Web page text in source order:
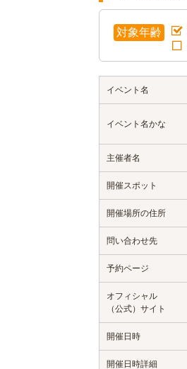
対象年齢
イベント名
イベント名かな
主催者名
開催スポット
開催場所の住所
問い合わせ先
予約ページ
オフィシャル
（公式）サイト
開催日時
開催日時詳細